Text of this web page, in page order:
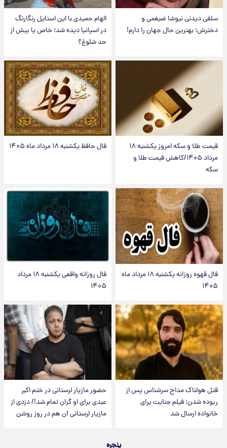
سلفی دیدنی نیوشا ضیغمی و
دخترش؛ بهترین حال جهان را دارم!
الهام حمیدی با این استایل رنگارنگ
در اسپانیا دیده شد؛ خاص یا بیش از
حد شلوغ؟
قیمت طلا و سکه امروز یکشنبه ۱۸
مرداد ۱۴۰۵/کاهش قیمت طلا و
سکه
فال حافظ یکشنبه ۱۸ مرداد ماه ۱۴۰۵
فال قهوه روزانه یکشنبه ۱۸ مرداد ماه
۱۴۰۵
فال روزانه واقعی یکشنبه ۱۸ مرداد
۱۴۰۵
قتل هولناک مداح سرشناس پس از
ربوده شدن؛ فیلم جنایت برای
خانواده ارسال شد
حضور مازیار لرستانی در ختم اکبر
عبدی برای او گران تمام شد!/ دزدی از
مازیار لرستانی آن هم در روز روشن
پنجره